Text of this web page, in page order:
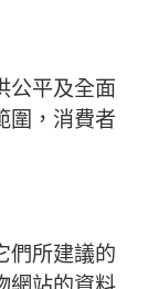
公平及全面
圍，消費者
們所建議的